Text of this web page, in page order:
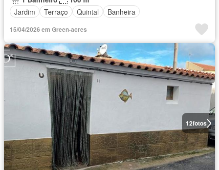
Jardim
Terraço Quintal Banheira
15/04/2026 em Green-acres
12fotos